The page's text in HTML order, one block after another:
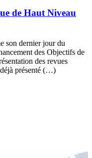
de Haut Niveau
son dernier jour du
des Objectifs de
des revues
présenté (…)